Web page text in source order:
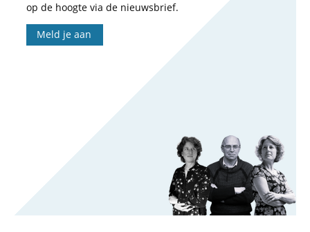
op de hoogte via de nieuwsbrief.
Meld je aan